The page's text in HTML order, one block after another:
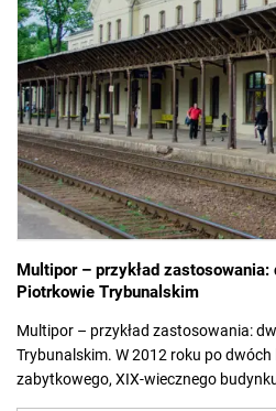
Multipor – przykład
Piotrkowie Trybunalskim
Multipor – przykład zastosowania:
Trybunalskim. W 2012 roku po
zabytkowego, XIX-wiecznego